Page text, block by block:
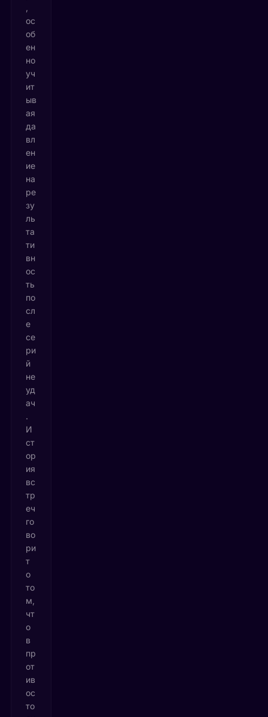
ос
об
ен
но
уч
ит
ыв
ая
да
вл
ен
ие
на
ре
зу
ль
та
ти
вн
ос
ть
по
сл
е
се
ри
й
не
уд
ач
.
И
ст
ор
ия
вс
тр
еч
го
во
ри
т
о
то
м,
чт
о
в
пр
от
ив
ос
то